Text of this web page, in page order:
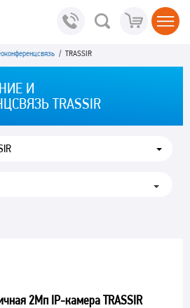
/ TRASSIR
И
TRASSIR
2Мп IP-камера TRASSIR